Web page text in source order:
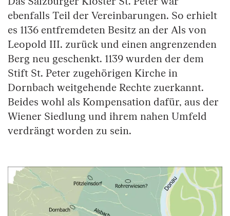
ebenfalls Teil der Vereinbarungen. So erhielt
es 1136 entfremdeten Besitz an der Als von
Leopold III. zurück und einen angrenzenden
Berg neu geschenkt. 1139 wurden der dem
Stift St. Peter zugehörigen Kirche in
Dornbach weitgehende Rechte zuerkannt.
Beides wohl als Kompensation dafür, aus der
Wiener Siedlung und ihrem nahen Umfeld
verdrängt worden zu sein.